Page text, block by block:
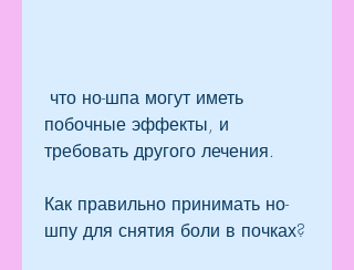
побочные эффекты, и
требовать другого лечения.
Как правильно принимать но-
шпу для снятия боли в почках?